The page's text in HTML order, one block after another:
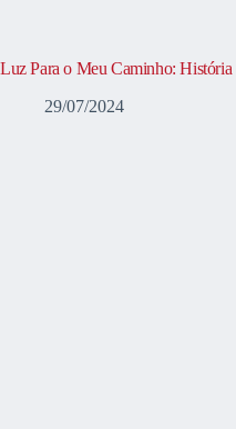
Luz Para o Meu Caminho:
29/07/2024